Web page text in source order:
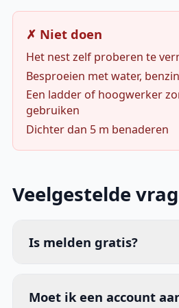
✗ Niet doen
Het nest zelf proberen te
Besproeien met water,
Een ladder of hoogwerker
gebruiken
Dichter dan 5 m benaderen
Veelgestelde
Is melden gratis?
Moet ik een account